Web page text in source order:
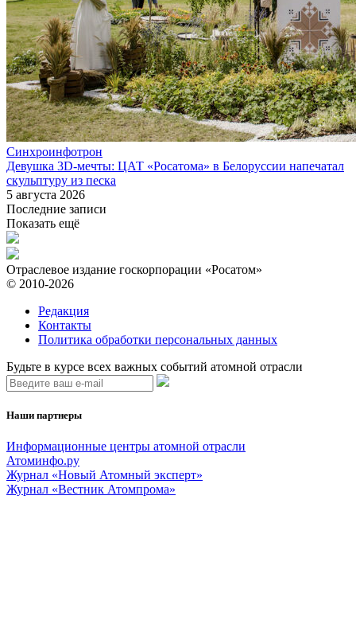
Синхроинфотрон
Девушка 3D-мечты: ЦАТ «Росатома» в Белоруссии напечатал
скульптуру из песка
5 августа 2026
Последние записи
Показать ещё
Отраслевое издание госкорпорации «Росатом»
© 2010-2026
Редакция
Контакты
Политика обработки персональных данных
Будьте в курсе всех важных событий атомной отрасли
Наши партнеры
Информационные центры атомной отрасли
Атоминфо.ру
Журнал «Новый Атомный эксперт»
Журнал «Вестник Атомпрома»